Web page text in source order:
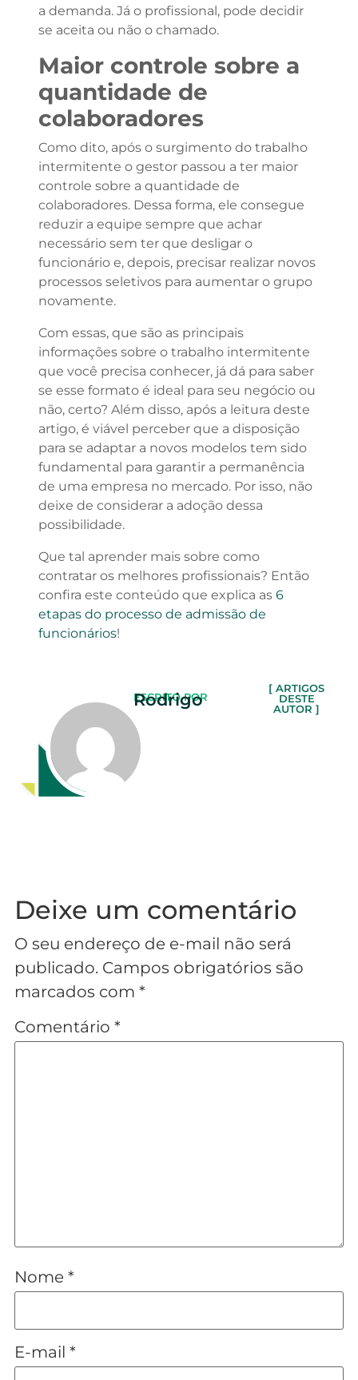
a demanda. Já o profissional, pode decidir
se aceita ou não o chamado.
Maior controle sobre a
quantidade de
colaboradores
Como dito, após o surgimento do trabalho
intermitente o gestor passou a ter maior
controle sobre a quantidade de
colaboradores. Dessa forma, ele consegue
reduzir a equipe sempre que achar
necessário sem ter que desligar o
funcionário e, depois, precisar realizar novos
processos seletivos para aumentar o grupo
novamente.
Com essas, que são as principais
informações sobre o trabalho intermitente
que você precisa conhecer, já dá para saber
se esse formato é ideal para seu negócio ou
não, certo? Além disso, após a leitura deste
artigo, é viável perceber que a disposição
para se adaptar a novos modelos tem sido
fundamental para garantir a permanência
de uma empresa no mercado. Por isso, não
deixe de considerar a adoção dessa
possibilidade.
Que tal aprender mais sobre como
contratar os melhores profissionais? Então
confira este conteúdo que explica as 6
etapas do processo de admissão de
funcionários!
ESCRITO POR
Rodrigo
[ ARTIGOS
DESTE
AUTOR ]
Deixe um comentário
O seu endereço de e-mail não será
publicado. Campos obrigatórios são
marcados com *
Comentário *
Nome *
E-mail *